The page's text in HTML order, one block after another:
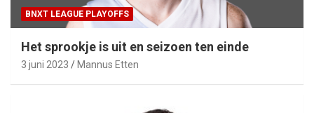
BNXT LEAGUE PLAYOFFS
Het sprookje is uit en seizoen ten einde
3 juni 2023 Mannus Etten